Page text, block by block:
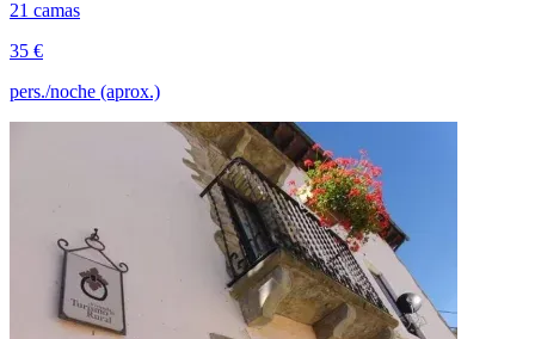
21 camas
35 €
pers./noche (aprox.)